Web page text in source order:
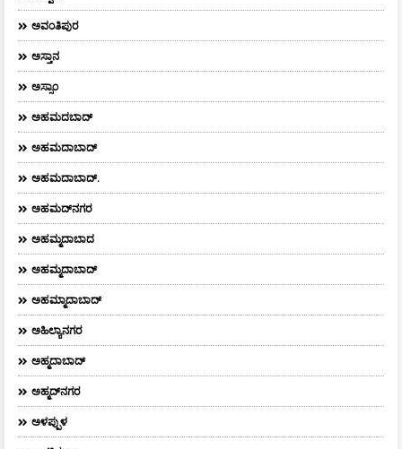
ಅವಂತಿಪುರ
ಅಸ್ತಾನ
ಅಸ್ಸಾಂ
ಅಹಮದಬಾದ್
ಅಹಮದಾಬಾದ್
ಅಹಮದಾಬಾದ್‌.
ಅಹಮದ್‌ನಗರ
ಅಹಮ್ಮದಾಬಾದ
ಅಹಮ್ಮದಾಬಾದ್
ಅಹಮ್ಮಾದಾಬಾದ್
ಅಹಿಲ್ಯಾನಗರ
ಅಹ್ಮದಾಬಾದ್
ಅಹ್ಮದ್‌ನಗರ
ಅಳಪ್ಪುಳ